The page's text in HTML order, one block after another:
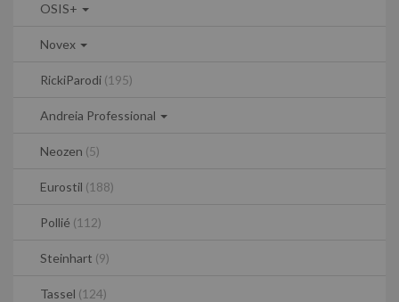
OSIS+
Novex
RickiParodi (195)
Andreia Professional
Neozen (5)
Eurostil (188)
Pollié (112)
Steinhart (9)
Tassel (124)